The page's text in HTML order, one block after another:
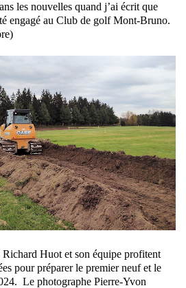
les nouvelles quand j’ai écrit que
engagé au Club de golf Mont-Bruno.
Richard Huot et son équipe profitent
pour préparer le premier neuf et le
Le photographe Pierre-Yvon